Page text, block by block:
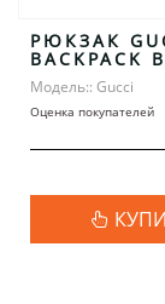
РЮКЗАК
BACKPACK
Модель:: Gucci
Оценка покупателей